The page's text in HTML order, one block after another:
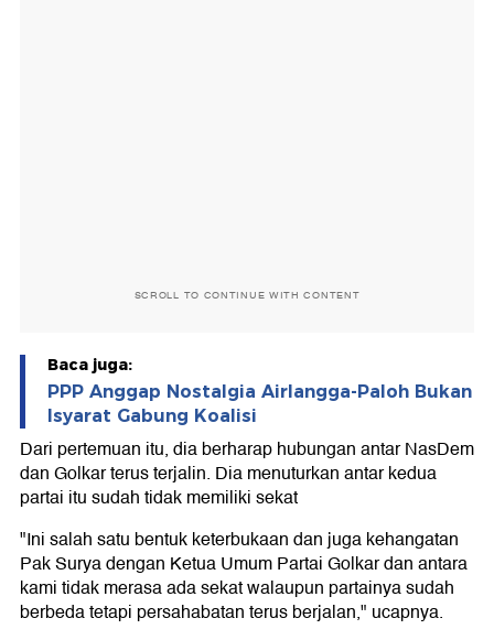
SCROLL TO CONTINUE WITH CONTENT
Baca juga:
PPP Anggap Nostalgia Airlangga-Paloh Bukan
Isyarat Gabung Koalisi
Dari pertemuan itu, dia berharap hubungan antar NasDem
dan Golkar terus terjalin. Dia menuturkan antar kedua
partai itu sudah tidak memiliki sekat
"Ini salah satu bentuk keterbukaan dan juga kehangatan
Pak Surya dengan Ketua Umum Partai Golkar dan antara
kami tidak merasa ada sekat walaupun partainya sudah
berbeda tetapi persahabatan terus berjalan," ucapnya.